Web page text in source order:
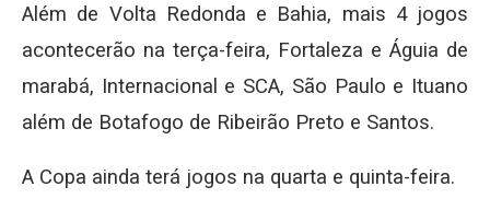
Além de Volta Redonda e Bahia, mais 4 jogos
acontecerão na terça-feira, Fortaleza e Águia de
marabá, Internacional e SCA, São Paulo e Ituano
além de Botafogo de Ribeirão Preto e Santos.
A Copa ainda terá jogos na quarta e quinta-feira.